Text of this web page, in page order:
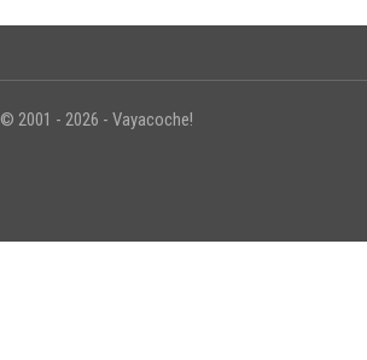
© 2001 - 2026 - Vayacoche!